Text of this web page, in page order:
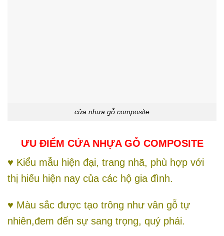
cửa nhựa gỗ composite
ƯU ĐIỂM CỬA NHỰA GỖ COMPOSITE
♥ Kiểu mẫu hiện đại, trang nhã, phù hợp với
thị hiếu hiện nay của các hộ gia đình.
♥ Màu sắc được tạo trông như vân gỗ tự
nhiên,đem đến sự sang trọng, quý phái.